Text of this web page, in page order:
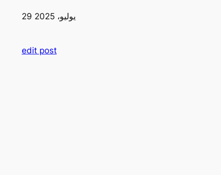
29 يوليو، 2025
edit post